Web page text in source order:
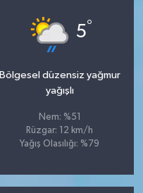
5°
Bölgesel düzensiz yağmur
yağışlı
Nem: %51
Rüzgar: 12 km/h
Yağış Olasılığı: %79